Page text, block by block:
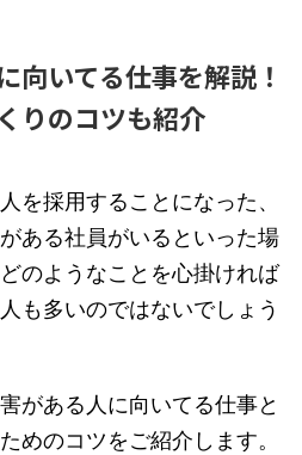
向いてる仕事を解説！
りのコツも紹介
を採用することになった、
ある社員がいるといった場
のようなことを心掛ければ
も多いのではないでしょう
がある人に向いてる仕事と
めのコツをご紹介します。